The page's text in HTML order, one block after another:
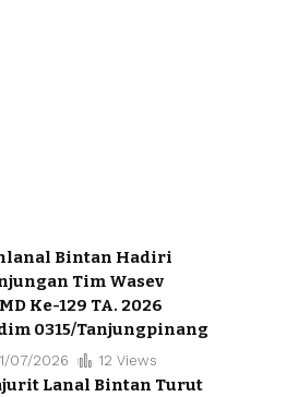
Bintan Hadiri
Tim Wasev
Ke-129 TA. 2026
0315/Tanjungpinang
07/2026 12 Views
Lanal Bintan Turut